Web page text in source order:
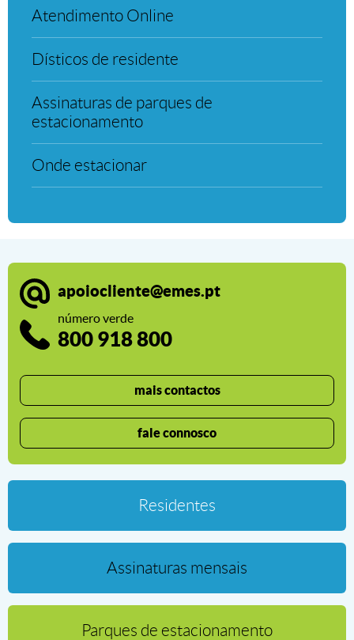
Atendimento Online
Atendimento Online
Dísticos de residente
Dísticos de residente
Assinaturas de parques de
Assinaturas de parques de
estacionamento
Onde estacionar
Onde estacionar
apoiocliente@emes.pt
número verde
800 918 800
mais contactos
fale connosco
Residentes
Residentes
Assinaturas mensais
Assinaturas mensais
Parques de estacionamento
Parques de estacionamento